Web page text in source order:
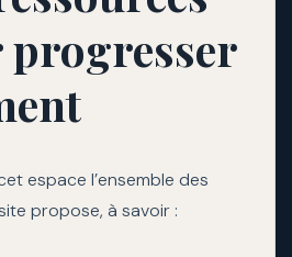
espace l’ensemble des
propose, à savoir :